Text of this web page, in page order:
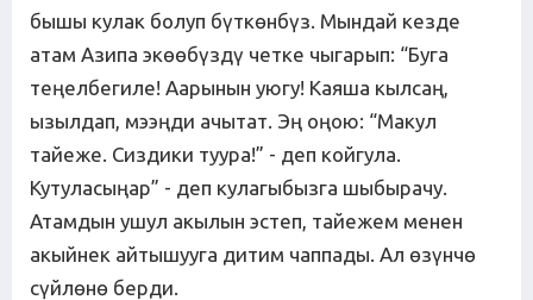
бышы кулак болуп бүткөнбүз. Мындай кезде
атам Азипа экөөбүздү четке чыгарып: “Буга
теңелбегиле! Аарынын уюгу! Каяша кылсаң,
ызылдап, мээңди ачытат. Эң оңою: “Макул
тайеже. Сиздики туура!” - деп койгула.
Кутуласыңар” - деп кулагыбызга шыбырачу.
Атамдын ушул акылын эстеп, тайежем менен
акыйнек айтышууга дитим чаппады. Ал өзүнчө
сүйлөнө берди.